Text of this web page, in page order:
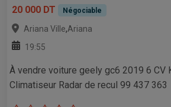
20 000 DT
Négociable
Ariana Ville,Ariana
19:55
À vendre voiture geely gc6 2019 6 CV
Climatiseur Radar de recul 99 437 363